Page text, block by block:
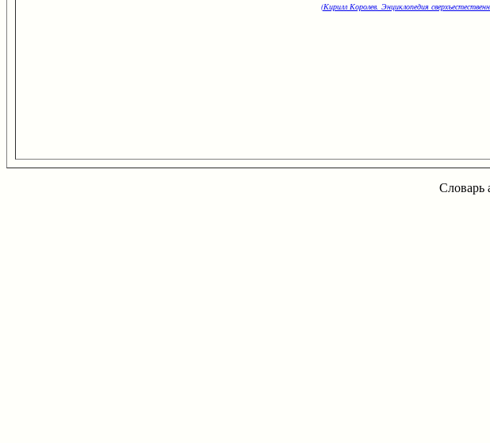
(Кирилл Королев. Энциклопедия
Словарь